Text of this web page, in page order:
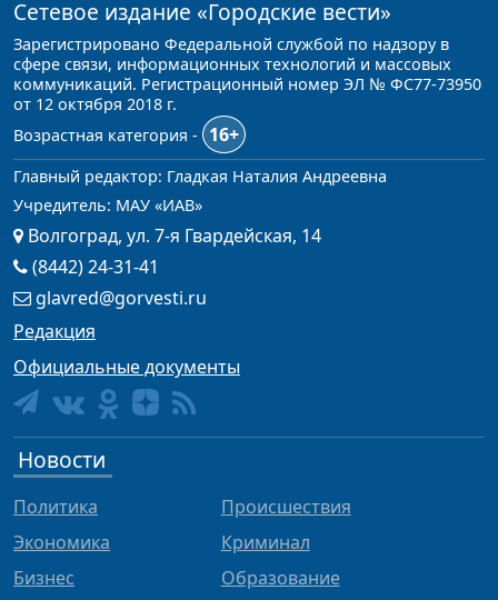
Сетевое издание «Городские вести»
Зарегистрировано Федеральной службой по надзору в
сфере связи, информационных технологий и массовых
коммуникаций. Регистрационный номер ЭЛ № ФС77-73950
от 12 октября 2018 г.
Возрастная категория -
16+
Главный редактор: Гладкая Наталия Андреевна
Учредитель: МАУ «ИАВ»
Волгоград, ул. 7-я Гвардейская, 14
(8442) 24-31-41
glavred@gorvesti.ru
Редакция
Официальные документы
Новости
Политика
Экономика
Бизнес
Происшествия
Криминал
Образование